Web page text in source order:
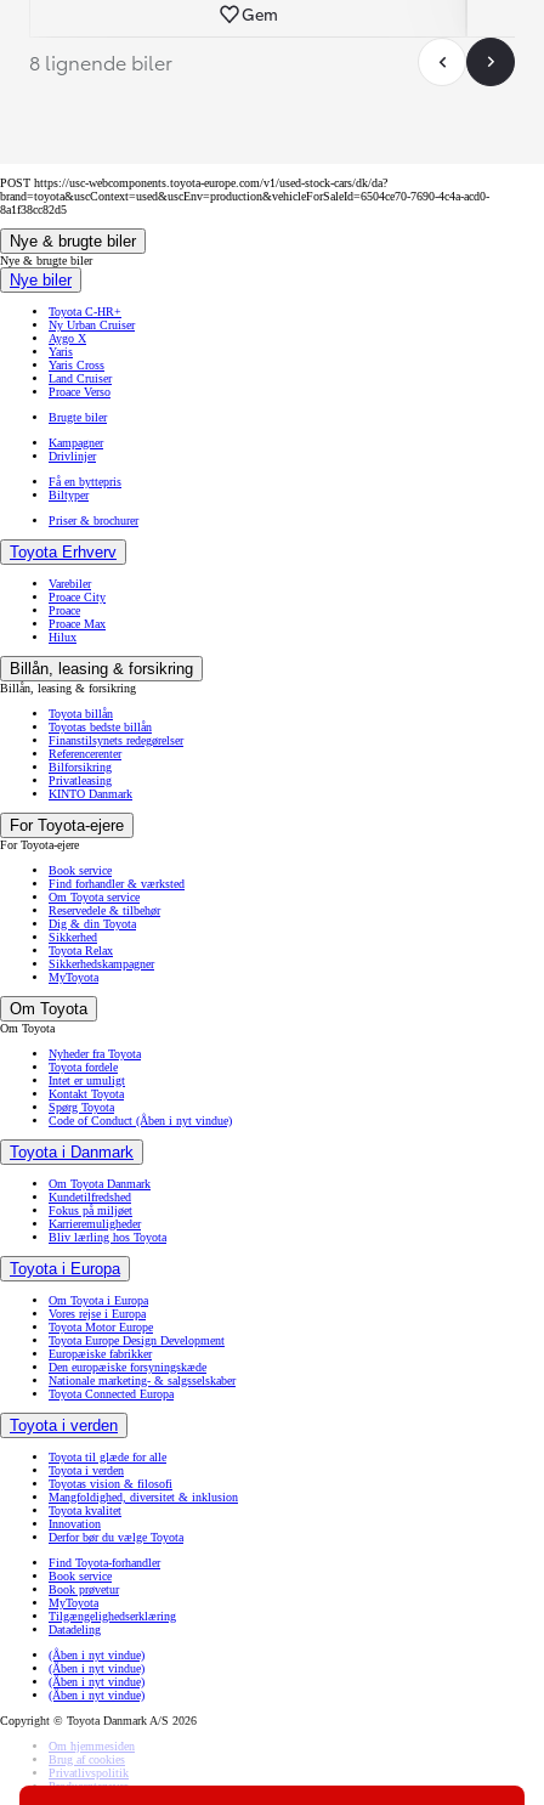
Gem
8 lignende biler
POST https://usc-webcomponents.toyota-europe.com/v1/used-stock-cars/dk/da?
brand=toyota&uscContext=used&uscEnv=production&vehicleForSaleId=6504ce70-7690-4c4a-acd0-
8a1f38cc82d5
Nye & brugte biler
Nye & brugte biler
Nye biler
Toyota C-HR+
Ny Urban Cruiser
Aygo X
Yaris
Yaris Cross
Land Cruiser
Proace Verso
Brugte biler
Kampagner
Drivlinjer
Få en byttepris
Biltyper
Priser & brochurer
Toyota Erhverv
Varebiler
Proace City
Proace
Proace Max
Hilux
Billån, leasing & forsikring
Billån, leasing & forsikring
Toyota billån
Toyotas bedste billån
Finanstilsynets redegørelser
Referencerenter
Bilforsikring
Privatleasing
KINTO Danmark
For Toyota-ejere
For Toyota-ejere
Book service
Find forhandler & værksted
Om Toyota service
Reservedele & tilbehør
Dig & din Toyota
Sikkerhed
Toyota Relax
Sikkerhedskampagner
MyToyota
Om Toyota
Om Toyota
Nyheder fra Toyota
Toyota fordele
Intet er umuligt
Kontakt Toyota
Spørg Toyota
Code of Conduct (Åben i nyt vindue)
Toyota i Danmark
Om Toyota Danmark
Kundetilfredshed
Fokus på miljøet
Karrieremuligheder
Bliv lærling hos Toyota
Toyota i Europa
Om Toyota i Europa
Vores rejse i Europa
Toyota Motor Europe
Toyota Europe Design Development
Europæiske fabrikker
Den europæiske forsyningskæde
Nationale marketing- & salgsselskaber
Toyota Connected Europa
Toyota i verden
Toyota til glæde for alle
Toyota i verden
Toyotas vision & filosofi
Mangfoldighed, diversitet & inklusion
Toyota kvalitet
Innovation
Derfor bør du vælge Toyota
Find Toyota-forhandler
Book service
Book prøvetur
MyToyota
Tilgængelighedserklæring
Datadeling
(Åben i nyt vindue)
(Åben i nyt vindue)
(Åben i nyt vindue)
(Åben i nyt vindue)
Copyright © Toyota Danmark A/S 2026
Om hjemmesiden
Brug af cookies
Privatlivspolitik
Producentansvar